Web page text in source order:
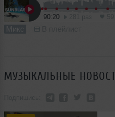
90:20
Микс
МУЗЫКАЛЬНЫЕ